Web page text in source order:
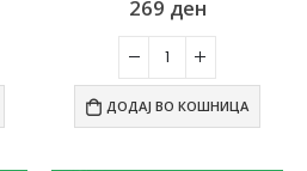
269 ден
ДОДАЈ ВО КОШНИЦА
0out of 5
2.820 ден
2.256ден